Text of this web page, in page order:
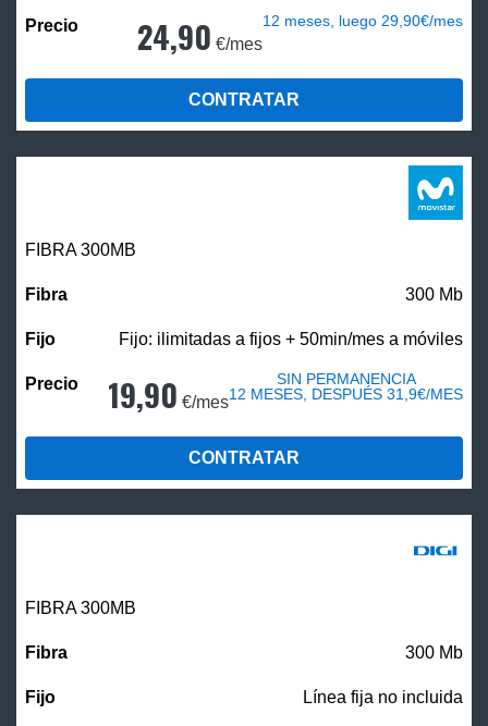
24,90 €/mes
12 meses, luego 29,90€/mes
CONTRATAR
FIBRA 300MB
300 Mb
Fijo: ilimitadas a fijos + 50min/mes a móviles
19,90 €/mes
SIN PERMANENCIA
12 MESES, DESPUÉS 31,9€/MES
CONTRATAR
FIBRA 300MB
300 Mb
Línea fija no incluida